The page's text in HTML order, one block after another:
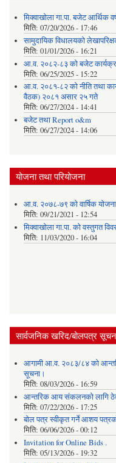
मिक्वाखोला गा.पा. बजेट आर्थिक
मिति: 07/20/2026 - 17:46
सामुदायिक विधालयको
मिति: 01/01/2026 - 16:21
आ.व. २०८२-८३ को बजेट
मिति: 06/25/2025 - 15:22
आ.व. २०८१-८२ को नीति तथा
वैठक) २०८१ असार २५ गते
मिति: 06/27/2024 - 14:41
बजेट तथा Report o&m
मिति: 06/27/2024 - 14:06
योजना तथा परियोजना
आ.व. २०७८-७९ को वार्षिक
मिति: 09/21/2021 - 12:54
मिक्वाखोला गा.पा. को वस्तुगत
मिति: 11/03/2020 - 16:04
सार्वजनिक खरिद/बोलपत्र
आगामी आ.व. २०८३/८४ को
सूचना।
मिति: 08/03/2026 - 16:59
आन्तरिक आय संकलनको लागि
मिति: 07/22/2026 - 17:25
बोल पत्र स्वीकृत गर्ने आशय
मिति: 06/06/2026 - 00:12
Invitation for Online Bids .
मिति: 05/13/2026 - 19:32